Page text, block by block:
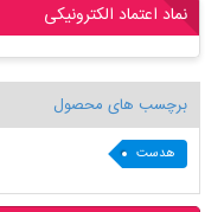
نماد اعتماد الکترونیکی
برچسب های محصول
هدست